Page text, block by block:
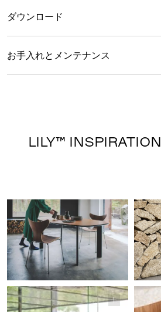
ダウンロード
お手入れとメンテナンス
LILY™ INSPIRATION